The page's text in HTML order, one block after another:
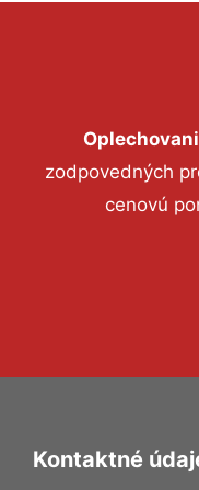
zodpovedných
cenovú
Kontaktné